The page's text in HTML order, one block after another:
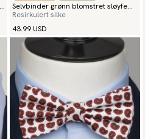
Selvbinder grønn blomstret sløyfe
fiori
Resirkulert silke
43.99 USD